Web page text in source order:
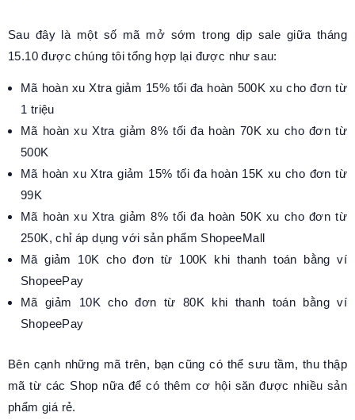
Sau đây là một số mã mở sớm trong dịp sale giữa tháng
15.10 được chúng tôi tổng hợp lại được như sau:
Mã hoàn xu Xtra giảm 15% tối đa hoàn 500K xu cho đơn từ
1 triệu
Mã hoàn xu Xtra giảm 8% tối đa hoàn 70K xu cho đơn từ
500K
Mã hoàn xu Xtra giảm 15% tối đa hoàn 15K xu cho đơn từ
99K
Mã hoàn xu Xtra giảm 8% tối đa hoàn 50K xu cho đơn từ
250K, chỉ áp dụng với sản phẩm ShopeeMall
Mã giảm 10K cho đơn từ 100K khi thanh toán bằng ví
ShopeePay
Mã giảm 10K cho đơn từ 80K khi thanh toán bằng ví
ShopeePay
Bên cạnh những mã trên, bạn cũng có thể sưu tầm, thu thập
mã từ các Shop nữa để có thêm cơ hội săn được nhiều sản
phẩm giá rẻ.